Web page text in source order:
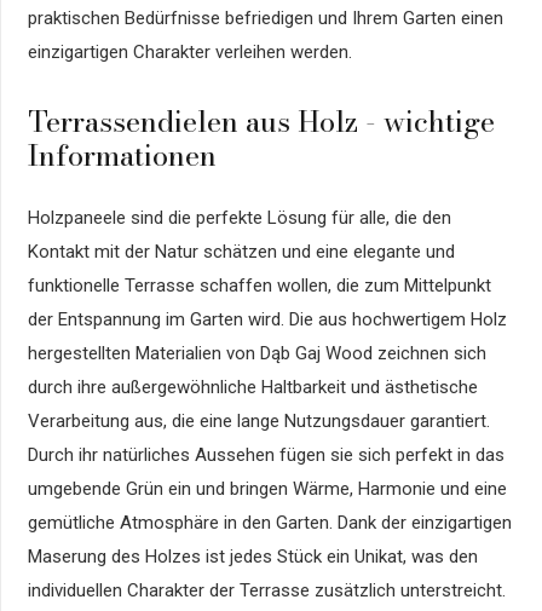
praktischen Bedürfnisse befriedigen und Ihrem Garten einen
einzigartigen Charakter verleihen werden.
Terrassendielen aus Holz - wichtige
Informationen
Holzpaneele sind die perfekte Lösung für alle, die den
Kontakt mit der Natur schätzen und eine elegante und
funktionelle Terrasse schaffen wollen, die zum Mittelpunkt
der Entspannung im Garten wird. Die aus hochwertigem Holz
hergestellten Materialien von Dąb Gaj Wood zeichnen sich
durch ihre außergewöhnliche Haltbarkeit und ästhetische
Verarbeitung aus, die eine lange Nutzungsdauer garantiert.
Durch ihr natürliches Aussehen fügen sie sich perfekt in das
umgebende Grün ein und bringen Wärme, Harmonie und eine
gemütliche Atmosphäre in den Garten. Dank der einzigartigen
Maserung des Holzes ist jedes Stück ein Unikat, was den
individuellen Charakter der Terrasse zusätzlich unterstreicht.